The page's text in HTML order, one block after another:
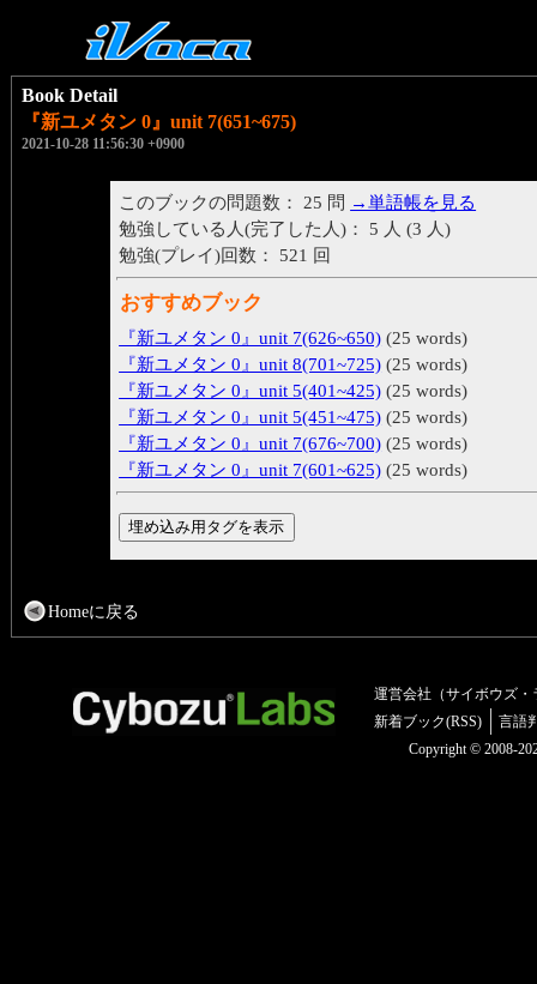
Book Detail
『新ユメタン 0』unit 7(651~675)
2021-10-28 11:56:30 +0900
このブックの問題数： 25 問 →単語帳を見る
勉強している人(完了した人)： 5 人 (3 人)
勉強(プレイ)回数： 521 回
おすすめブック
『新ユメタン 0』unit 7(626~650) (25 words)
『新ユメタン 0』unit 8(701~725) (25 words)
『新ユメタン 0』unit 5(401~425) (25 words)
『新ユメタン 0』unit 5(451~475) (25 words)
『新ユメタン 0』unit 7(676~700) (25 words)
『新ユメタン 0』unit 7(601~625) (25 words)
Homeに戻る
運営会社（サイボウズ・
新着ブック(RSS)
言語
Copyright © 2008-